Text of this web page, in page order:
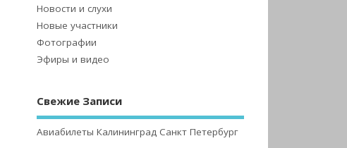
Новости и слухи
Новые участники
Фотографии
Эфиры и видео
Свежие Записи
Авиабилеты Калининград Санкт Петербург